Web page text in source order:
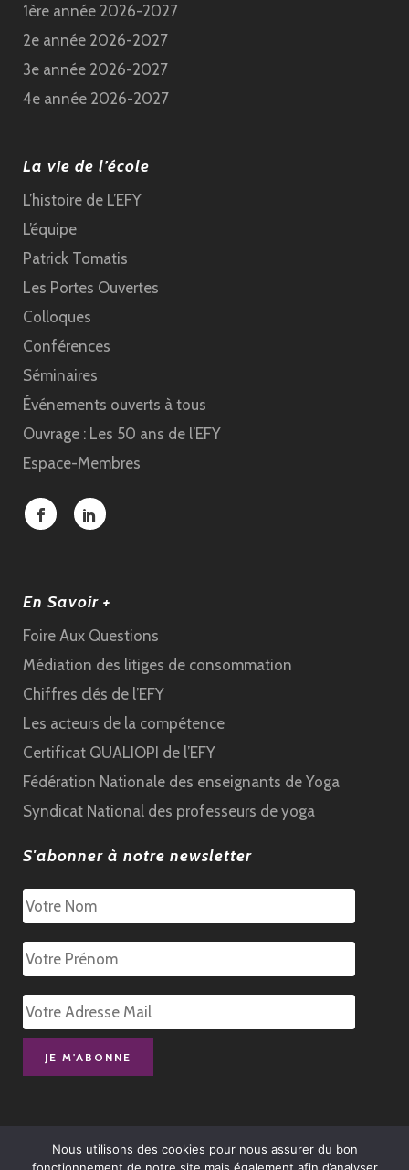
1ère année 2026-2027
2e année 2026-2027
3e année 2026-2027
4e année 2026-2027
La vie de l’école
L’histoire de L’EFY
L’équipe
Patrick Tomatis
Les Portes Ouvertes
Colloques
Conférences
Séminaires
Événements ouverts à tous
Ouvrage : Les 50 ans de l’EFY
Espace-Membres
En Savoir +
Foire Aux Questions
Médiation des litiges de consommation
Chiffres clés de l’EFY
Les acteurs de la compétence
Certificat QUALIOPI de l’EFY
Fédération Nationale des enseignants de Yoga
Syndicat National des professeurs de yoga
S'abonner à notre newsletter
Nous utilisons des cookies pour nous assurer du bon